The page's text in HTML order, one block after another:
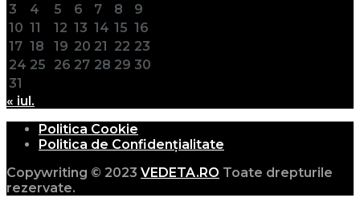
3
4 5 6 7 8
9
10 11 12 13 14 15 16
17 18 19 20 21 22 23
24 25 26 27 28 29 30
31
« iul.
Politica Cookie
Politica de Confidențialitate
Copywriting © 2023 VEDETA.RO Toate drepturile
rezervate.